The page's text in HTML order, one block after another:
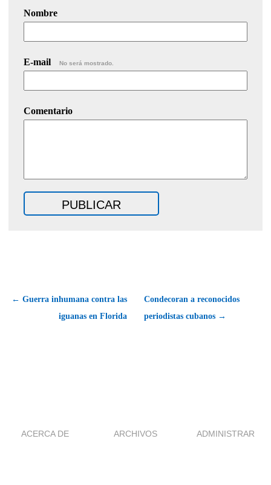
Nombre
E-mail No será mostrado.
Comentario
← Guerra inhumana contra las
iguanas en Florida
Condecoran a reconocidos
periodistas cubanos →
ACERCA DE ARCHIVOS ADMINISTRAR